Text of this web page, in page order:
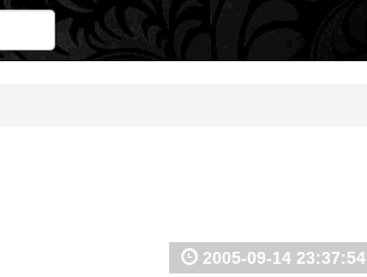
2005-09-14 23:37:54